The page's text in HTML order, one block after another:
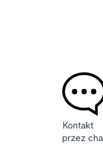
Kontakt
przez